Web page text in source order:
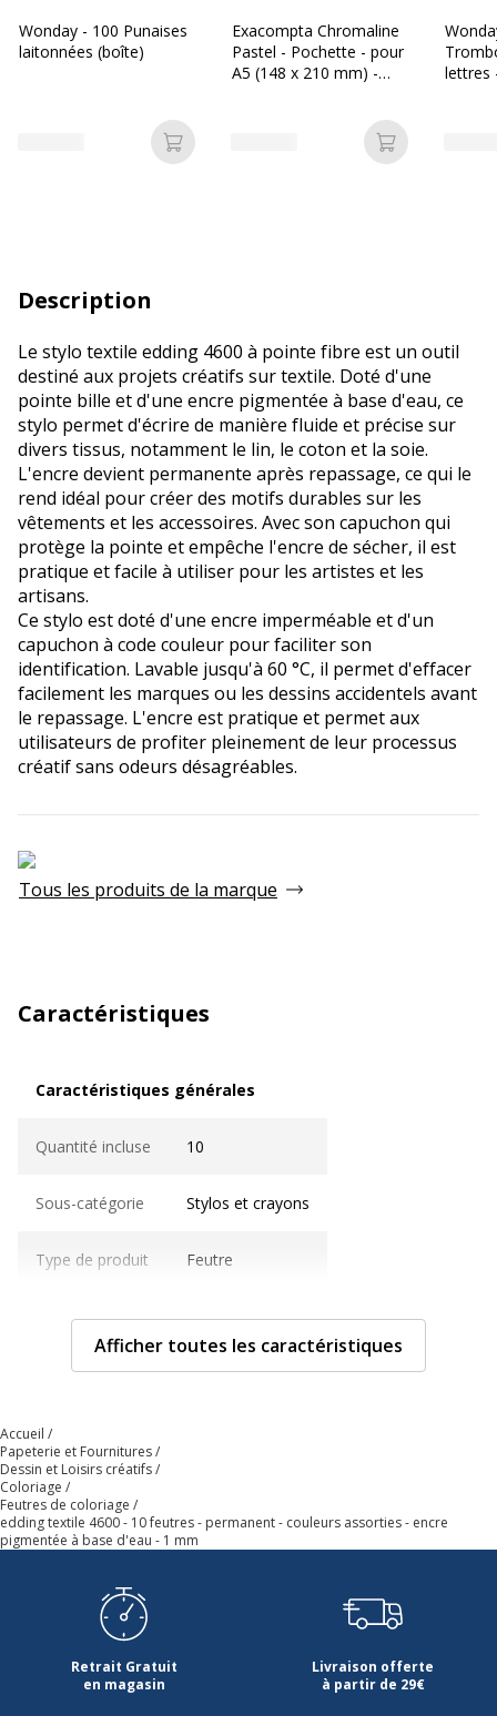
Wonday - 100 Punaises
laitonnées (boîte)
Ajouter au panier
Exacompta Chromaline
Pastel - Pochette - pour
A5 (148 x 210 mm) -
Ajouter au
lettres
Description
Le stylo textile edding 4600 à pointe fibre est un outil
destiné aux projets créatifs sur textile. Doté d'une
pointe bille et d'une encre pigmentée à base d'eau, ce
stylo permet d'écrire de manière fluide et précise sur
divers tissus, notamment le lin, le coton et la soie.
L'encre devient permanente après repassage, ce qui le
rend idéal pour créer des motifs durables sur les
vêtements et les accessoires. Avec son capuchon qui
protège la pointe et empêche l'encre de sécher, il est
pratique et facile à utiliser pour les artistes et les
artisans.
Ce stylo est doté d'une encre imperméable et d'un
capuchon à code couleur pour faciliter son
identification. Lavable jusqu'à 60 °C, il permet d'effacer
facilement les marques ou les dessins accidentels avant
le repassage. L'encre est pratique et permet aux
utilisateurs de profiter pleinement de leur processus
créatif sans odeurs désagréables.
Tous les produits de la marque
Caractéristiques
Caractéristiques générales
Quantité incluse 10
Sous-catégorie Stylos et crayons
Type de produit Feutre
Caractéristiques techniques
Couleur
d'écriture
Permanent aprÃ¨s repassage sans
Afficher toutes les caractéristiques
Accueil
Papeterie et Fournitures
Dessin et Loisirs créatifs
Coloriage
Feutres de coloriage
edding textile 4600 - 10 feutres - permanent - couleurs assorties - encre
pigmentée à base d'eau - 1 mm
Retrait Gratuit
en magasin
Livraison offerte
à partir de 29€